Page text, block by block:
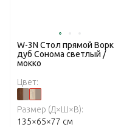
W-3N Стол прямой Ворк
дуб Сонома светлый /
мокко
Цвет:
Размер (Д×Ш×В):
135×65×77 см